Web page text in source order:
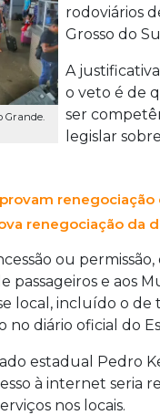
Grande.
rodoviários
Grosso do
A
o veto é de
ser
legislar
renegociação
renegociação da
ou
passageiros e aos
local, incluído o
no diário oficial do
estadual Pedro
à internet seria
nos locais.